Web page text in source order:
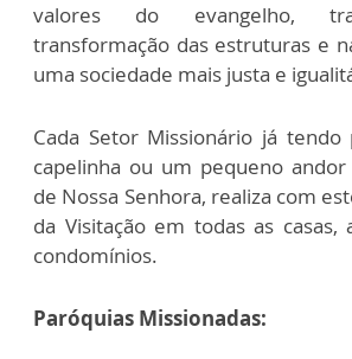
valores do evangelho,
transformação das estruturas e
uma sociedade mais justa e
Cada Setor Missionário já tendo
capelinha ou um pequeno
de Nossa Senhora, realiza com
da Visitação em todas as casas,
condomínios.
Paróquias Missionadas: